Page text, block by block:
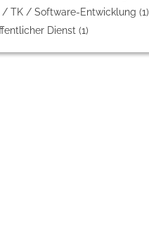
/ TK / Software-Entwicklung (1)
Dienst (1)